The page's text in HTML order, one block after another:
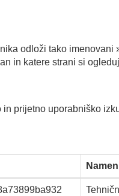
odloži tako
in katere strani si
prijetno uporabniško